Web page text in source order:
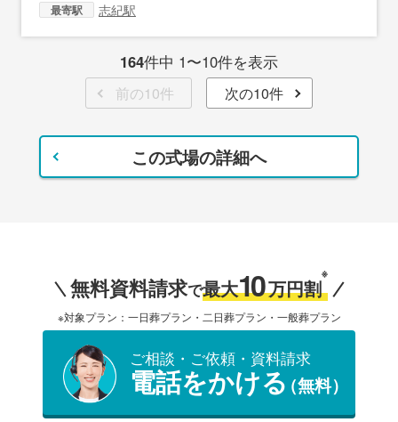
最寄駅 志紀駅
164件中 1〜10件を表示
前の10件 次の10件
この式場の詳細へ
無料資料請求で最大10万円割
※
※対象プラン：一日葬プラン・二日葬プラン・一般葬プラン
ご相談・ご依頼・資料請求
電話をかける（無料）